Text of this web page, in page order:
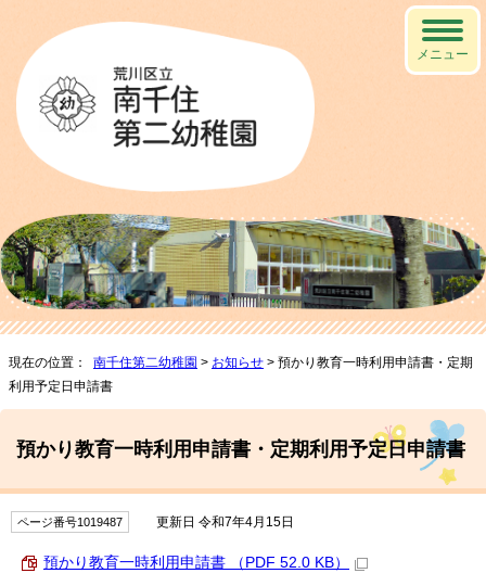
メニュー
現在の位置： 南千住第二幼稚園 > お知らせ > 預かり教育一時利用申請書・定期
利用予定日申請書
預かり教育一時利用申請書・定期利用予定日申請書
ページ番号1019487 更新日 令和7年4月15日
預かり教育一時利用申請書 （PDF 52.0 KB）